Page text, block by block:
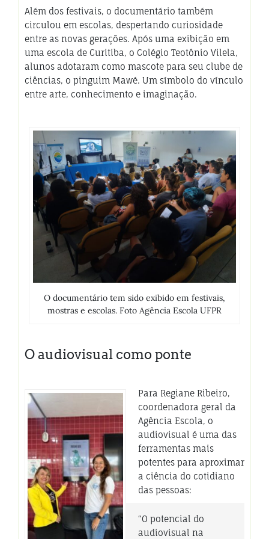
Além dos festivais, o documentário também
circulou em escolas, despertando curiosidade
entre as novas gerações. Após uma exibição em
uma escola de Curitiba, o Colégio Teotônio Vilela,
alunos adotaram como mascote para seu clube de
ciências, o pinguim Mawé. Um símbolo do vínculo
entre arte, conhecimento e imaginação.
O documentário tem sido exibido em festivais,
mostras e escolas. Foto Agência Escola UFPR
O audiovisual como ponte
Para Regiane Ribeiro,
coordenadora geral da
Agência Escola, o
audiovisual é uma das
ferramentas mais
potentes para aproximar
a ciência do cotidiano
das pessoas:
“O potencial do
audiovisual na